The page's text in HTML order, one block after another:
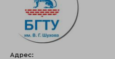
Адрес: